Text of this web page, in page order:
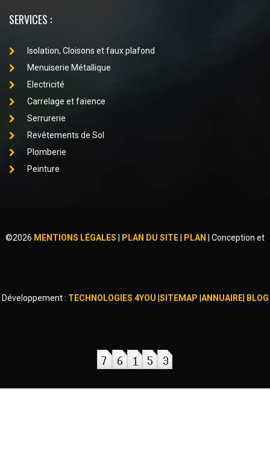
SERVICES :
Isolation, Cloisons et faux plafond
Menuiserie Métallique
Electricité
Carrelage et faïence
Serrurerie
Revêtements de Sol
Plomberie
Peinture
©2026 MENTIONS LÉGALES PLAN DU SITE PLAN Conception et
Développement : TECHNOLOGIES 4YOU SITEMAP ANNUAIRE| BLOG